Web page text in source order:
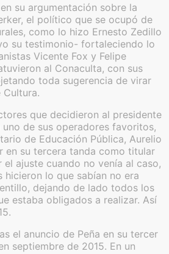
su argumentación sobre la
el político que se ocupó de
como lo hizo Ernesto Zedillo
su testimonio- fortaleciendo lo
Vicente Fox y Felipe
al Conaculta, con sus
toda sugerencia de virar
Cultura.
que decidieron al presidente
uno de sus operadores favoritos,
de Educación Pública, Aurelio
en su tercera tanda como titular
el ajuste cuando no venía al caso,
hicieron lo que sabían no era
dejando de lado todos los
estaba obligados a realizar. Así
el anuncio de Peña en su tercer
septiembre de 2015. En un